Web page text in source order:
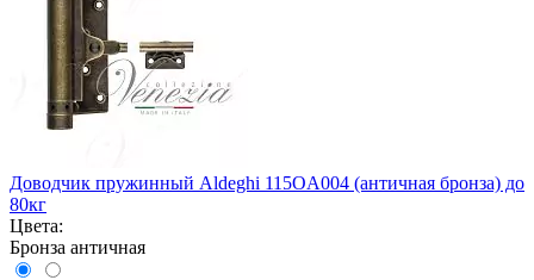
Доводчик пружинный Aldeghi 115OA004 (античная бронза) до
80кг
Цвета:
Бронза античная